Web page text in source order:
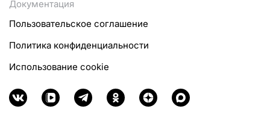
Документация
Пользовательское соглашение
Политика конфиденциальности
Использование cookie